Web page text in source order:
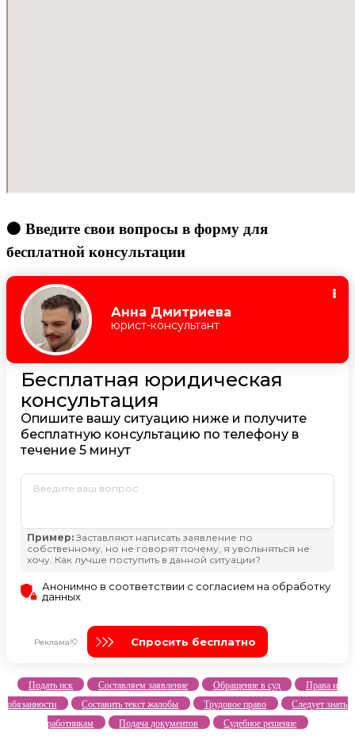
🟠 Введите свои вопросы в форму для
бесплатной консультации
Подать иск Составляем заявление Обращение в суд
Права и
обязанности
Составить текст жалобы Трудовое право
Следует знать
работникам
Подача документов Судебное решение